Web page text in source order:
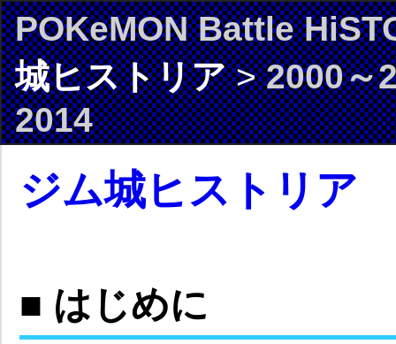
POKeMON Battle
城ヒストリア>2000～
2014
ジム城ヒストリア
■ はじめに